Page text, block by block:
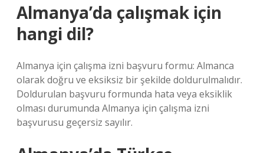
Almanya’da çalışmak için
hangi dil?
Almanya için çalışma izni başvuru formu: Almanca
olarak doğru ve eksiksiz bir şekilde doldurulmalıdır.
Doldurulan başvuru formunda hata veya eksiklik
olması durumunda Almanya için çalışma izni
başvurusu geçersiz sayılır.